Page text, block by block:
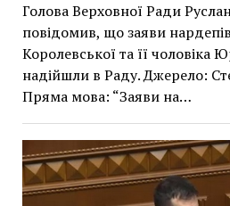
Голова Верховної Ради
повідомив, що заяви
Королевської та її чоловіка
надійшли в Раду. Джерело:
Пряма мова: “Заяви на…